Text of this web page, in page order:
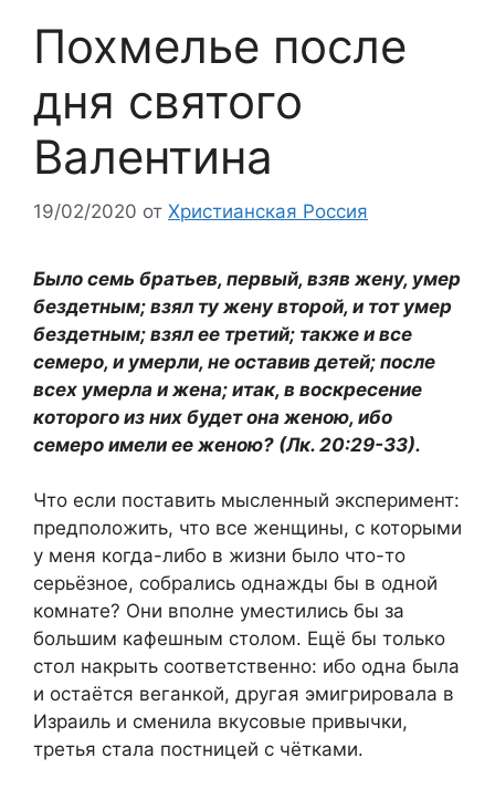
Похмелье после
дня святого
Валентина
19/02/2020 от Христианская Россия
Было семь братьев, первый, взяв жену, умер
бездетным; взял ту жену второй, и тот умер
бездетным; взял ее третий; также и все
семеро, и умерли, не оставив детей; после
всех умерла и жена; итак, в воскресение
которого из них будет она женою, ибо
семеро имели ее женою? (Лк. 20:29-33).
Что если поставить мысленный эксперимент:
предположить, что все женщины, с которыми
у меня когда-либо в жизни было что-то
серьёзное, собрались однажды бы в одной
комнате? Они вполне уместились бы за
большим кафешным столом. Ещё бы только
стол накрыть соответственно: ибо одна была
и остаётся веганкой, другая эмигрировала в
Израиль и сменила вкусовые привычки,
третья стала постницей с чётками.